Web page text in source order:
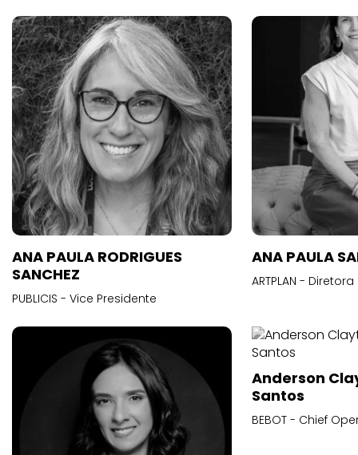
ANA PAULA RODRIGUES
SANCHEZ
PUBLICIS - Vice Presidente
ANA PAULA
ARTPLAN -
Anderson
Santos
BEBOT - Chief